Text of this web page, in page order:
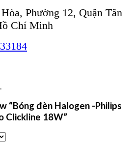
Phường 12, Quận Tân
Chí Minh
“Bóng đèn Halogen -Philips
Clickline 18W”